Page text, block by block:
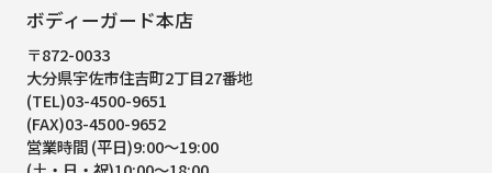
ボディーガード本店
〒872-0033
大分県宇佐市住吉町2丁目27番地
(TEL)03-4500-9651
(FAX)03-4500-9652
営業時間 (平日)9:00～19:00